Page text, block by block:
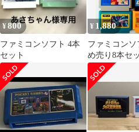
¥800
ファミコンソフト 4本
セット
¥ 1,880
ファミコンソ
め売り8本セ
シューティン
ルゲームセッ